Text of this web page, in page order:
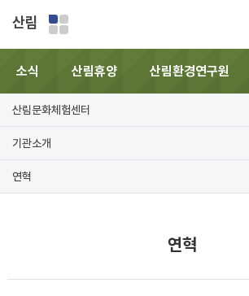
산림
소식 산림휴양 산림환경연구원
산림문화체험센터
기관소개
연혁
연혁